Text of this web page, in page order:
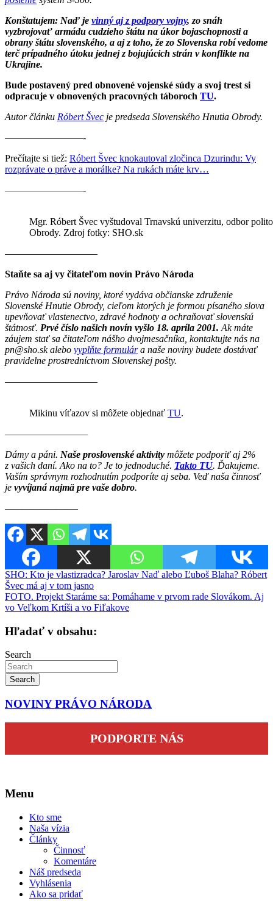
Konštatujem: Naď je vinný aj z podpory vojny, zo snáh
vyzbrojovať armádu cudzieho štátu na úkor bojaschopnosti a
obrany štátu slovenského, a aj z toho, že zo Slovenska robí vedome
terč prípadného útoku jednej z bojujúcich strán v konflikte na
Ukrajine.
Bude postavený pred obnovené vojenské súdy a svoj trest si
odpracuje v obnovených pracovných táboroch TU.
Autor článku Róbert Švec je predseda Slovenského Hnutia Obrody.
————————-
Prečítajte si tiež: Róbert Švec knokautoval zločinca Dzurindu: Vy
rozprávate o práve a morálke? Na rukách máte krv…
————————-
Mgr. Róbert Švec vyštudoval Trnavskú univerzitu, odbor
Obrody. Zdroj fotky: SHO.sk
———————–——
Staňte sa aj vy čitateľom novín Právo Národa
Právo Národa sú noviny, ktoré vydáva občianske združenie
Slovenské Hnutie Obrody, cieľom ktorých je formou písaného slova
upevňovať vlastenectvo, zdravé hodnoty a ochraňovať slovenskú
štátnosť. Prvé číslo našich novín vyšlo 18. apríla 2001. Ak máte
záujem stať sa čitateľom nášho dvojmesačníka, kontaktujte nás na
pn@sho.sk alebo vyplňte formulára naše noviny budete dostávať
pravidelne prostredníctvom Slovenskej pošty.
————————–—
Mikinu víťazov si môžete objednať TU.
————————–
Dámy a páni. Naše proslovenské aktivity môžete podporiť aj 2%
z vašich daní. Ako na to? Je to jednoduché. Takto TU. Ďakujeme.
Vaším správnym rozhodnutím podporíte aj seba. Veď naša činnosť
je vyvíjaná najmä pre vaše dobro.
————————–
Navigácia
v
článku
SHO: Kto je vlastizradca? Jaroslav Naď alebo Ľuboš Blaha? Róbert
Švec má aj v tom jasno
FOTO. Projekt Staráme sa: Pomáhame v prvom rade Slovákom. Aj
vo Veľkom Krtíši a vo Fiľakove
Hľadať v obsahu:
Search
Search
NOVINY PRÁVO NÁRODA
PODPORTE NÁS
Menu
Kto sme
Naša vízia
Články
Činnosť
Komentáre
Náš predseda
Vyhlásenia
Ako sa pridať